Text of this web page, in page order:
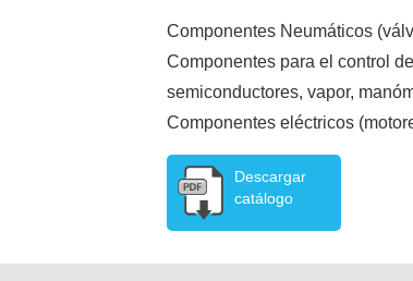
Componentes Neumáticos
Componentes para el control
semiconductores, vapor,
Componentes eléctricos
Descargar
catálogo